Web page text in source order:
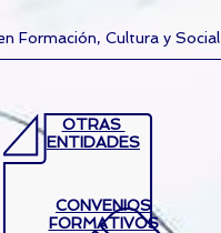
Formación, Cultura y Social
OTRAS
ENTIDADES
CONVENIOS
FORMATIVOS